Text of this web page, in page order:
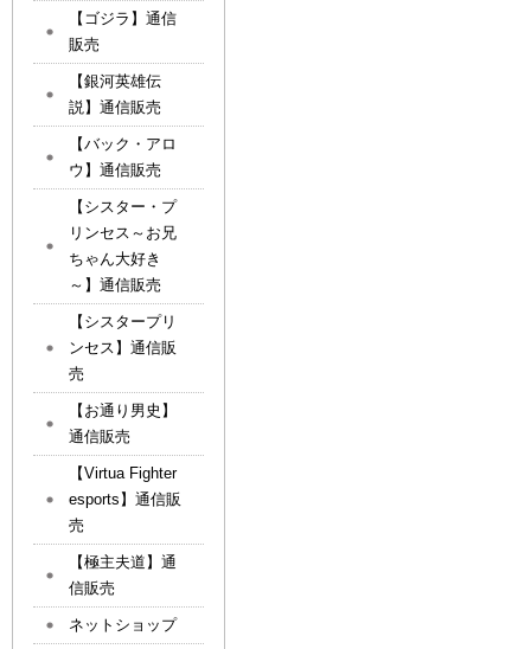
【ゴジラ】通信
販売
【銀河英雄伝
説】通信販売
【バック・アロ
ウ】通信販売
【シスター・プ
リンセス～お兄
ちゃん大好き
～】通信販売
【シスタープリ
ンセス】通信販
売
【お通り男史】
通信販売
【Virtua Fighter
esports】通信販
売
【極主夫道】通
信販売
ネットショップ